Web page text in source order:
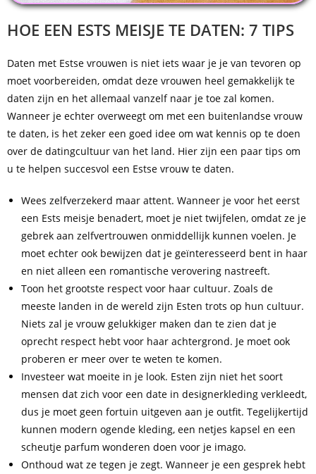
HOE EEN ESTS MEISJE TE DATEN: 7 TIPS
Daten met Estse vrouwen is niet iets waar je je van tevoren op
moet voorbereiden, omdat deze vrouwen heel gemakkelijk te
daten zijn en het allemaal vanzelf naar je toe zal komen.
Wanneer je echter overweegt om met een buitenlandse vrouw
te daten, is het zeker een goed idee om wat kennis op te doen
over de datingcultuur van het land. Hier zijn een paar tips om
u te helpen succesvol een Estse vrouw te daten.
Wees zelfverzekerd maar attent. Wanneer je voor het eerst
een Ests meisje benadert, moet je niet twijfelen, omdat ze je
gebrek aan zelfvertrouwen onmiddellijk kunnen voelen. Je
moet echter ook bewijzen dat je geïnteresseerd bent in haar
en niet alleen een romantische verovering nastreeft.
Toon het grootste respect voor haar cultuur. Zoals de
meeste landen in de wereld zijn Esten trots op hun cultuur.
Niets zal je vrouw gelukkiger maken dan te zien dat je
oprecht respect hebt voor haar achtergrond. Je moet ook
proberen er meer over te weten te komen.
Investeer wat moeite in je look. Esten zijn niet het soort
mensen dat zich voor een date in designerkleding verkleedt,
dus je moet geen fortuin uitgeven aan je outfit. Tegelijkertijd
kunnen modern ogende kleding, een netjes kapsel en een
scheutje parfum wonderen doen voor je imago.
Onthoud wat ze tegen je zegt. Wanneer je een gesprek hebt